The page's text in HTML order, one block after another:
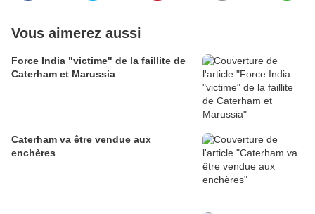
Vous aimerez aussi
Force India "victime" de la faillite de
Caterham et Marussia
Caterham va être vendue aux
enchères